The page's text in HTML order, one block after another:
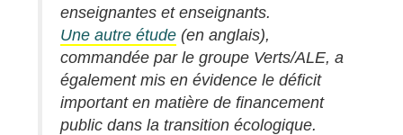
enseignantes et enseignants.
Une autre étude (en anglais),
commandée par le groupe Verts/ALE, a
également mis en évidence le déficit
important en matière de financement
public dans la transition écologique.